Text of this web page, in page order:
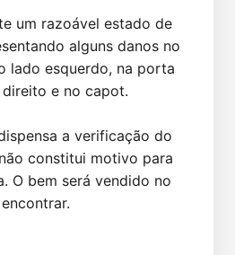
um razoável estado de
alguns danos no
lado esquerdo, na porta
e no capot.
a verificação do
constitui motivo para
O bem será vendido no